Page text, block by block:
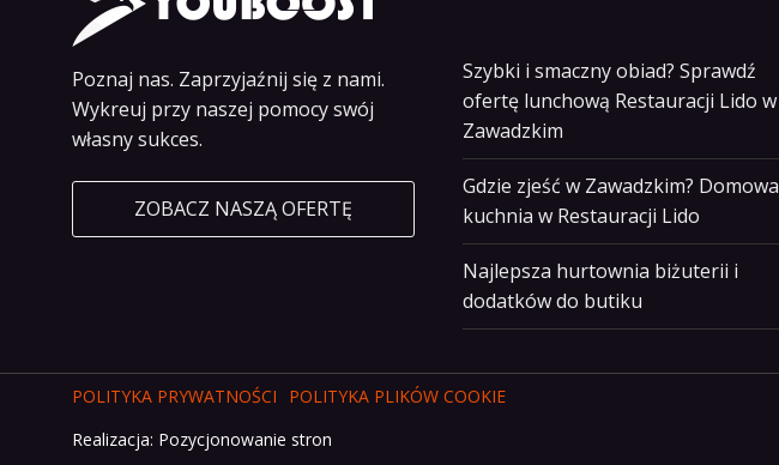
Poznaj nas. Zaprzyjaźnij się z nami.
Wykreuj przy naszej pomocy swój
własny sukces.
ZOBACZ NASZĄ OFERTĘ
Szybki i smaczny obiad? Sprawdź
ofertę lunchową Restauracji Lido w
Zawadzkim
Gdzie zjeść w Zawadzkim? Domowa
kuchnia w Restauracji Lido
Najlepsza hurtownia biżuterii i
dodatków do butiku
POLITYKA PRYWATNOŚCI
POLITYKA PLIKÓW COOKIE
Realizacja: Pozycjonowanie stron